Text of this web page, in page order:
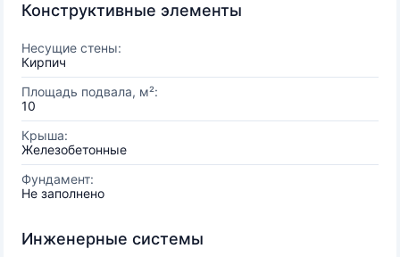
Конструктивные элементы
Несущие стены:
Кирпич
Площадь подвала, м²:
10
Крыша:
Железобетонные
Фундамент:
Не заполнено
Инженерные системы